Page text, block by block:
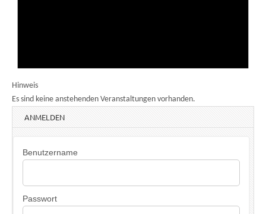
Hinweis
Es sind keine anstehenden Veranstaltungen vorhanden.
ANMELDEN
Benutzername
Passwort